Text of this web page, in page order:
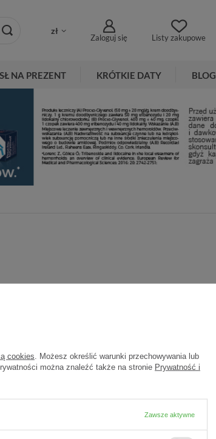
zł
Zaloguj się Listy zakupowe
NA PREZENT KRÓTKIE DATY BLOG
cookies . Możesz określić warunki przechowywania lub
można znaleźć także na stronie Prywatność i
Zawsze aktywne